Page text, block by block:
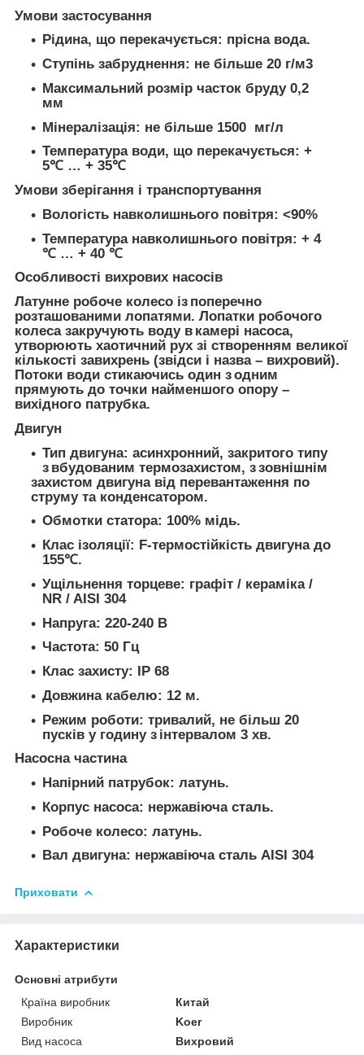
Умови застосування
Рідина, що перекачується: прісна вода.
Ступінь забруднення: не більше 20 г/м3
Максимальний розмір часток бруду 0,2
мм
Мінералізація: не більше 1500 мг/л
Температура води, що перекачується: +
5℃ … + 35℃
Умови зберігання і транспортування
Вологість навколишнього повітря: <90%
Температура навколишнього повітря: + 4
℃ … + 40 ℃
Особливості вихрових насосів
Латунне робоче колесо із поперечно
розташованими лопатями. Лопатки робочого
колеса закручують воду в камері насоса,
утворюють хаотичний рух зі створенням великої
кількості завихрень (звідси і назва – вихровий).
Потоки води стикаючись один з одним
прямують до точки найменшого опору –
вихідного патрубка.
Двигун
Тип двигуна: асинхронний, закритого типу
з вбудованим термозахистом, з зовнішнім
захистом двигуна від перевантаження по
струму та конденсатором.
Обмотки статора: 100% мідь.
Клас ізоляції: F-термостійкість двигуна до
155℃.
Ущільнення торцеве: графіт / кераміка /
NR / AISI 304
Напруга: 220-240 В
Частота: 50 Гц
Клас захисту: IP 68
Довжина кабелю: 12 м.
Режим роботи: тривалий, не більш 20
пусків у годину з інтервалом 3 хв.
Насосна частина
Напірний патрубок: латунь.
Корпус насоса: нержавіюча сталь.
Робоче колесо: латунь.
Вал двигуна: нержавіюча сталь AISI 304
Приховати
Характеристики
Основні атрибути
Країна виробник
Китай
Виробник
Koer
Вид насоса
Вихровий